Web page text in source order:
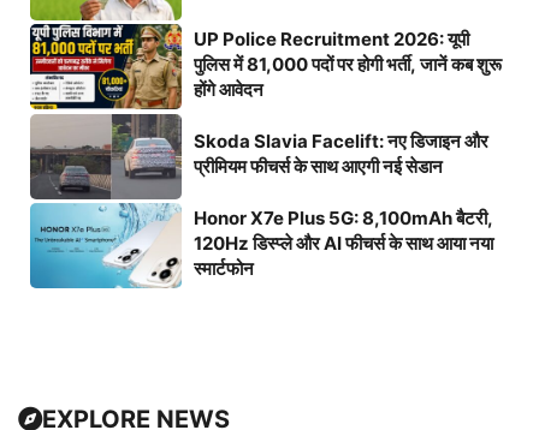
UP Police Recruitment 2026: यूपी
पुलिस में 81,000 पदों पर होगी भर्ती, जानें कब शुरू
होंगे आवेदन
Skoda Slavia Facelift: नए डिजाइन और
प्रीमियम फीचर्स के साथ आएगी नई सेडान
Honor X7e Plus 5G: 8,100mAh बैटरी,
120Hz डिस्प्ले और AI फीचर्स के साथ आया नया
स्मार्टफोन
EXPLORE NEWS